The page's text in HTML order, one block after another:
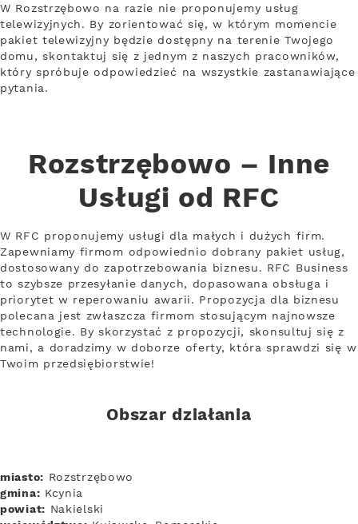
W Rozstrzębowo na razie nie proponujemy usług
telewizyjnych. By zorientować się, w którym momencie
pakiet telewizyjny będzie dostępny na terenie Twojego
domu, skontaktuj się z jednym z naszych pracowników,
który spróbuje odpowiedzieć na wszystkie zastanawiające
pytania.
Rozstrzębowo – Inne
Usługi od RFC
W RFC proponujemy usługi dla małych i dużych firm.
Zapewniamy firmom odpowiednio dobrany pakiet usług,
dostosowany do zapotrzebowania biznesu. RFC Business
to szybsze przesyłanie danych, dopasowana obsługa i
priorytet w reperowaniu awarii. Propozycja dla biznesu
polecana jest zwłaszcza firmom stosującym najnowsze
technologie. By skorzystać z propozycji, skonsultuj się z
nami, a doradzimy w doborze oferty, która sprawdzi się w
Twoim przedsiębiorstwie!
Obszar działania
miasto: Rozstrzębowo
gmina: Kcynia
powiat: Nakielski